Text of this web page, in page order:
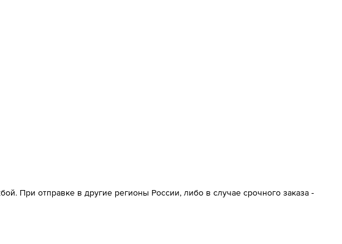
При отправке в другие регионы России, либо в случае срочного заказа -